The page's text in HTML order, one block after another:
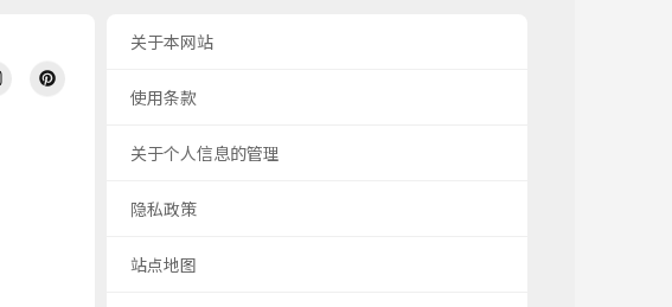
关于本网站
使用条款
关于个人信息的管理
隐私政策
站点地图